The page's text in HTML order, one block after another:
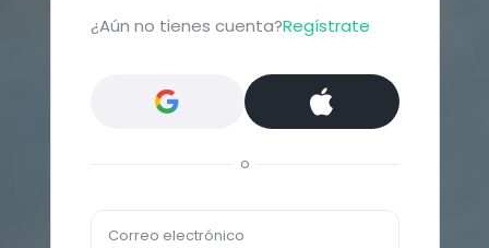
¿Aún no tienes cuenta?Regístrate
o
Correo electrónico